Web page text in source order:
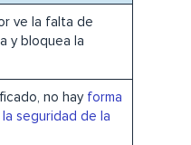
ve la falta de
y bloquea la
no hay forma
seguridad de la